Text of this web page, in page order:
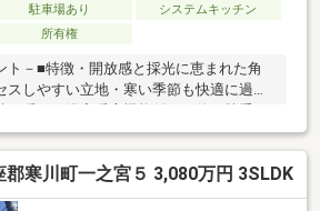
駐車場あり
システムキッチン
所有権
ト－■特徴・開放感と採光に恵まれた角
しやすい立地・寒い季節も快適に過ご
も暖かい浴室暖房機能付き・使い勝手の
用・ゆとりある空間設計の３階建て住
の鉄骨造■周辺環境・コンビニまで徒歩
分・ドラックストアまで徒歩７分・寒
１０分・寒川町立寒川東中学校まで徒歩
郡寒川町一之宮５ 3,080万円 3SLDK